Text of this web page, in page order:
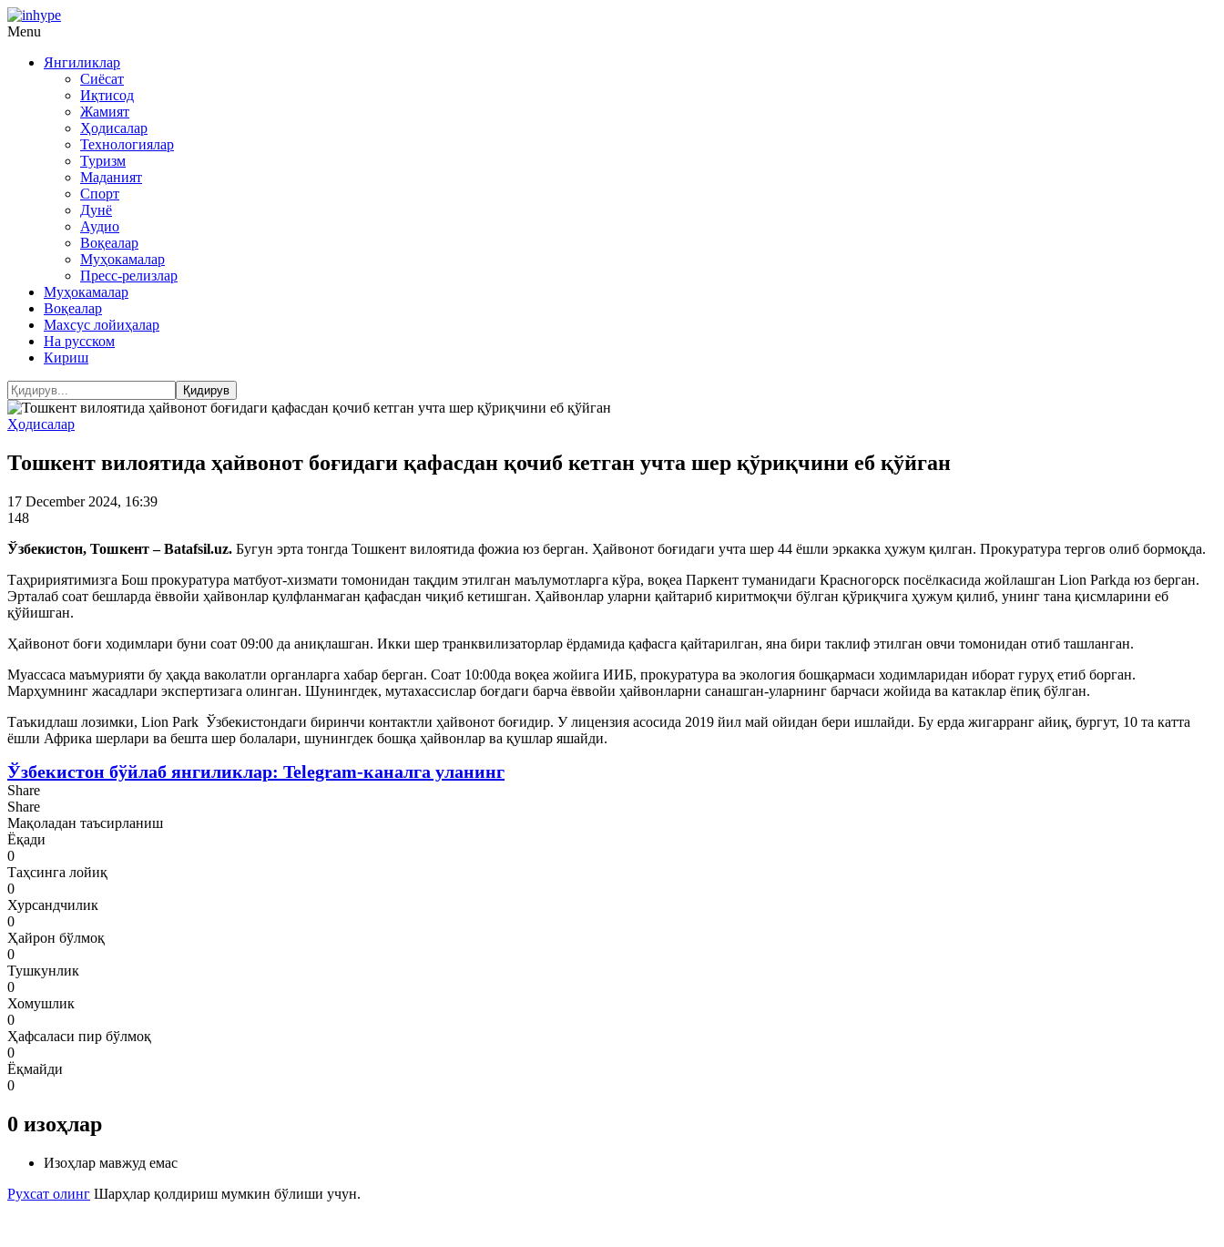
Menu
Янгиликлар
Сиёсат
Иқтисод
Жамият
Ҳодисалар
Технологиялар
Туризм
Маданият
Спорт
Дунё
Аудио
Воқеалар
Муҳокамалар
Пресс-релизлар
Муҳокамалар
Воқеалар
Махсус лойиҳалар
На русском
Кириш
Ҳодисалар
Тошкент вилоятида ҳайвонот боғидаги қафасдан қочиб кетган учта шер қўриқчини еб қўйган
17 December 2024, 16:39
148
Ўзбекистон, Тошкент – Batafsil.uz. Бугун эрта тонгда Тошкент вилоятида фожиа юз берган. Ҳайвонот боғидаги учта шер 44 ёшли эркакка ҳужум қилган. Прокуратура тергов олиб бормоқда.
Таҳририятимизга Бош прокуратура матбуот-хизмати томонидан тақдим этилган маълумотларга кўра, воқеа Паркент туманидаги Красногорск посёлкасида жойлашган Lion Parkда юз берган.
Эрталаб соат бешларда ёввойи ҳайвонлар қулфланмаган қафасдан чиқиб кетишган. Ҳайвонлар уларни қайтариб киритмоқчи бўлган қўриқчига ҳужум қилиб, унинг тана қисмларини еб
қўйишган.
Ҳайвонот боғи ходимлари буни соат 09:00 да аниқлашган. Икки шер транквилизаторлар ёрдамида қафасга қайтарилган, яна бири таклиф этилган овчи томонидан отиб ташланган.
Муассаса маъмурияти бу ҳақда ваколатли органларга хабар берган. Соат 10:00да воқеа жойига ИИБ, прокуратура ва экология бошқармаси ходимларидан иборат гуруҳ етиб борган.
Марҳумнинг жасадлари экспертизага олинган. Шунингдек, мутахассислар боғдаги барча ёввойи ҳайвонларни санашган-уларнинг барчаси жойида ва катаклар ёпиқ бўлган.
Таъкидлаш лозимки, Lion Park Ўзбекистондаги биринчи контактли ҳайвонот боғидир. У лицензия асосида 2019 йил май ойидан бери ишлайди. Бу ерда жигарранг айиқ, бургут, 10 та катта
ёшли Африка шерлари ва бешта шер болалари, шунингдек бошқа ҳайвонлар ва қушлар яшайди.
Ўзбекистон бўйлаб янгиликлар: Telegram-каналга уланинг
Share
Share
Мақоладан таъсирланиш
Ёқади
0
Таҳсинга лойиқ
0
Хурсандчилик
0
Ҳайрон бўлмоқ
0
Тушкунлик
0
Хомушлик
0
Ҳафсаласи пир бўлмоқ
0
Ёқмайди
0
0 изоҳлар
Изоҳлар мавжуд емас
Рухсат олинг Шарҳлар қолдириш мумкин бўлиши учун.